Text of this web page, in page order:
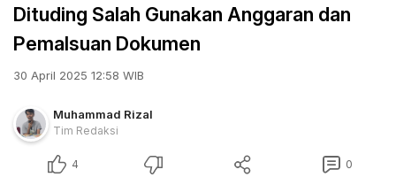
Dituding Salah Gunakan Anggaran dan
Pemalsuan Dokumen
30 April 2025 12:58 WIB
Muhammad Rizal
Tim Redaksi
4 0